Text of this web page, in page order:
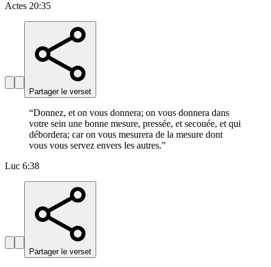
Actes 20:35
Partager le verset
“Donnez, et on vous donnera; on vous donnera dans
votre sein une bonne mesure, pressée, et secouée, et qui
débordera; car on vous mesurera de la mesure dont
vous vous servez envers les autres.”
Luc 6:38
Partager le verset